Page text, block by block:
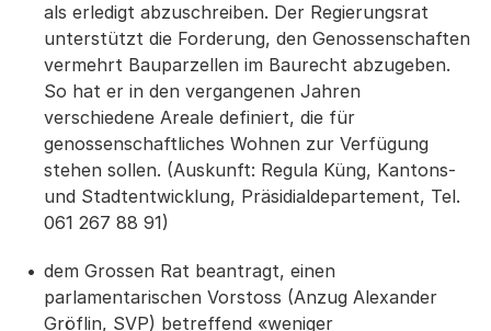
als erledigt abzuschreiben. Der Regierungsrat
unterstützt die Forderung, den Genossenschaften
vermehrt Bauparzellen im Baurecht abzugeben.
So hat er in den vergangenen Jahren
verschiedene Areale definiert, die für
genossenschaftliches Wohnen zur Verfügung
stehen sollen. (Auskunft: Regula Küng, Kantons-
und Stadtentwicklung, Präsidialdepartement, Tel.
061 267 88 91)
dem Grossen Rat beantragt, einen
parlamentarischen Vorstoss (Anzug Alexander
Gröflin, SVP) betreffend «weniger